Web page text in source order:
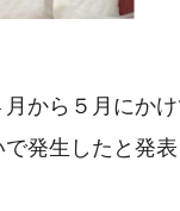
から５月にか
発生したと発